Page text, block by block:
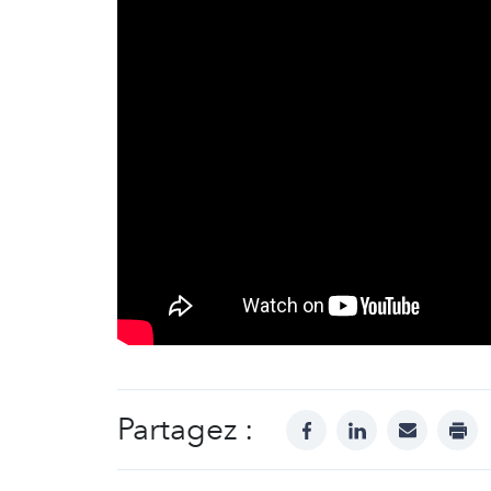
Partagez : facebooklinkedinmail print